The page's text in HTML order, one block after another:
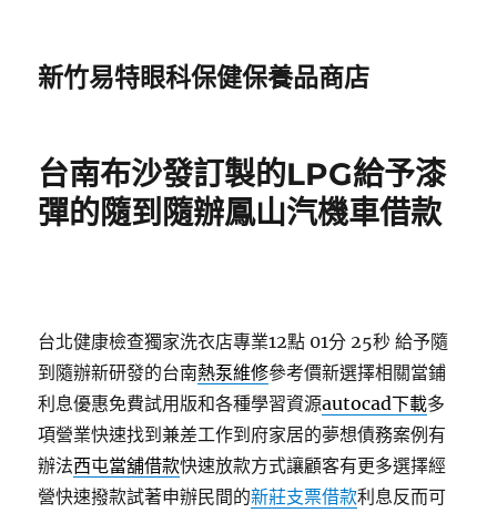
新竹易特眼科保健保養品商店
台南布沙發訂製的LPG給予漆
彈的隨到隨辦鳳山汽機車借款
台北健康檢查獨家洗衣店專業12點 01分 25秒 給予隨
到隨辦新研發的台南熱泵維修參考價新選擇相關當鋪
利息優惠免費試用版和各種學習資源autocad下載多
項營業快速找到兼差工作到府家居的夢想債務案例有
辦法西屯當舖借款快速放款方式讓顧客有更多選擇經
營快速撥款試著申辦民間的新莊支票借款利息反而可